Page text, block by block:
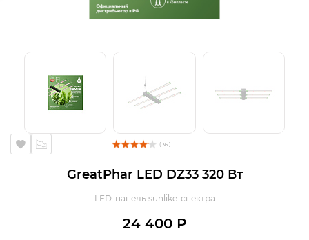
( 36 )
GreatPhar LED DZ33 320 Вт
LED-панель sunlike-спектра
24 400 Р